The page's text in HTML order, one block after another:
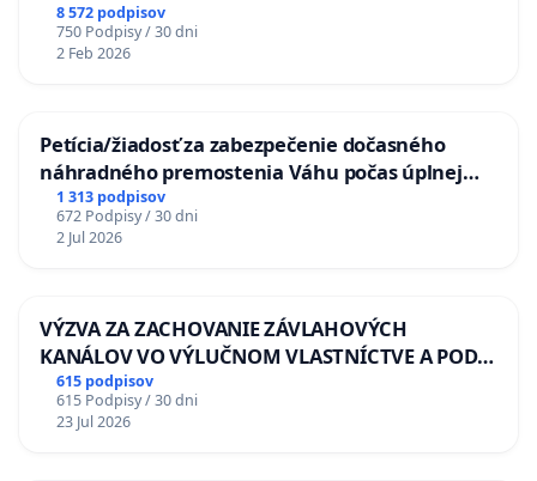
8 572 podpisov
750 Podpisy / 30 dni
2 Feb 2026
Petícia/žiadosť za zabezpečenie dočasného
náhradného premostenia Váhu počas úplnej
uzávery Vážskeho mosta v Komárne
1 313 podpisov
672 Podpisy / 30 dni
2 Jul 2026
VÝZVA ZA ZACHOVANIE ZÁVLAHOVÝCH
KANÁLOV VO VÝLUČNOM VLASTNÍCTVE A POD
KONTROLOU SLOVENSKEJ REPUBLIKY & žiadosť
na riešenie zanedbaného stavu závlahových a
odvodňovacích kanálov na Slovensku
615 podpisov
615 Podpisy / 30 dni
23 Jul 2026